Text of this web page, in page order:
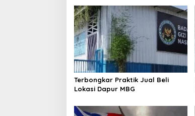
a
s
i
p
o
s
Terbongkar Praktik Jual Beli
Lokasi Dapur MBG